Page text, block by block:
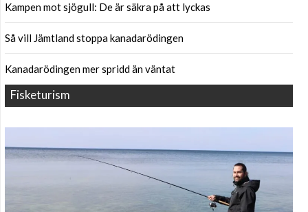
Kampen mot sjögull: De är säkra på att lyckas
Så vill Jämtland stoppa kanadarödingen
Kanadarödingen mer spridd än väntat
Fisketurism